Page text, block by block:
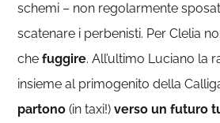
schemi – non regolarmente
scatenare i perbenisti. Per Clelia
che fuggire. All’ultimo Luciano la
insieme al primogenito della
partono (in taxi!)verso un futuro